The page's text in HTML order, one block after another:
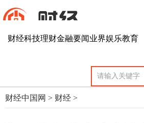
财经科技理财金融要闻业界娱乐教育
财经中国网 > 财经 >